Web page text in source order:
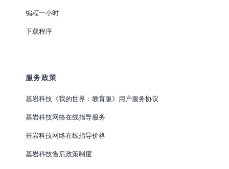
编程一小时
下载程序
服务政策
基岩科技《我的世界：教育版》用户服务协议
基岩科技网络在线指导服务
基岩科技网络在线指导价格
基岩科技售后政策制度